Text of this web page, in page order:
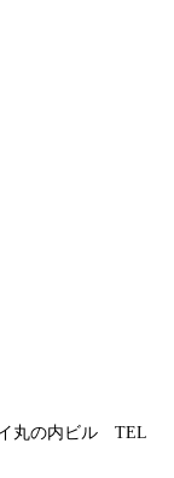
イ丸の内ビル TEL